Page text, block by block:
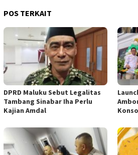
POS TERKAIT
DPRD Maluku Sebut Legalitas
Tambang Sinabar Iha Perlu
Kajian Amdal